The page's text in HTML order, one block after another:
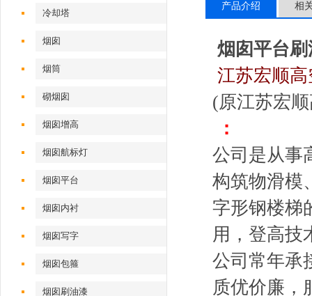
冷却塔
烟囱
烟筒
砌烟囱
烟囱增高
烟囱航标灯
烟囱平台
烟囱内衬
烟囱写字
烟囱包箍
烟囱刷油漆
产品介绍 相
烟囱平台
江苏宏顺
(原江苏宏
：
公司是从事
构筑物滑模
字形钢楼梯
用，登高技
公司常年承
质优价廉，